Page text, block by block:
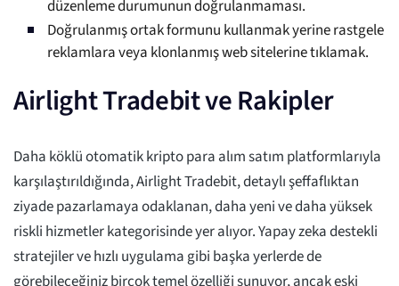
düzenleme durumunun doğrulanmaması.
Doğrulanmış ortak formunu kullanmak yerine rastgele
reklamlara veya klonlanmış web sitelerine tıklamak.
Airlight Tradebit ve Rakipler
Daha köklü otomatik kripto para alım satım platformlarıyla
karşılaştırıldığında, Airlight Tradebit, detaylı şeffaflıktan
ziyade pazarlamaya odaklanan, daha yeni ve daha yüksek
riskli hizmetler kategorisinde yer alıyor. Yapay zeka destekli
stratejiler ve hızlı uygulama gibi başka yerlerde de